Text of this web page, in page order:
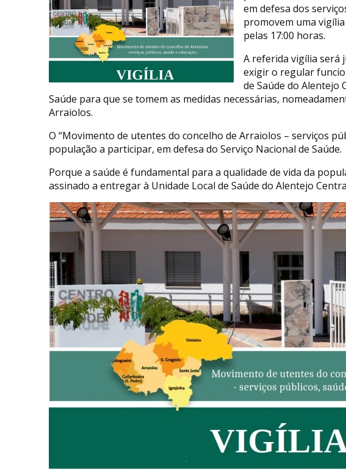
em defesa dos
promovem uma
pelas 17:00 horas.
A referida vigília será
exigir o regular
de Saúde do Alentejo
Saúde para que se tomem as medidas necessárias,
Arraiolos.
O “Movimento de utentes do concelho de Arraiolos – serviços
população a participar, em defesa do Serviço Nacional de Saúde.
Porque a saúde é fundamental para a qualidade de vida da
assinado a entregar à Unidade Local de Saúde do Alentejo